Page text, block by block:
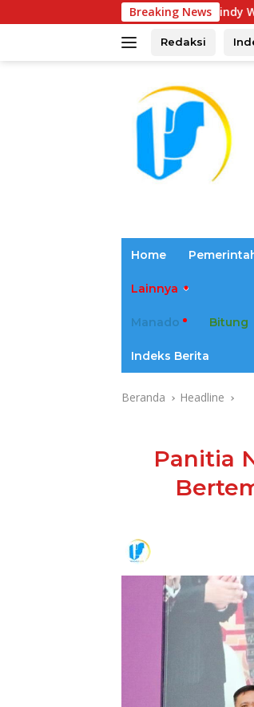
ke
Breaking News
Cindy Wurangian Soroti
Redaksi
Home
Lainnya
Manado Bitung
Indeks Berita
Beranda Headline
Panitia